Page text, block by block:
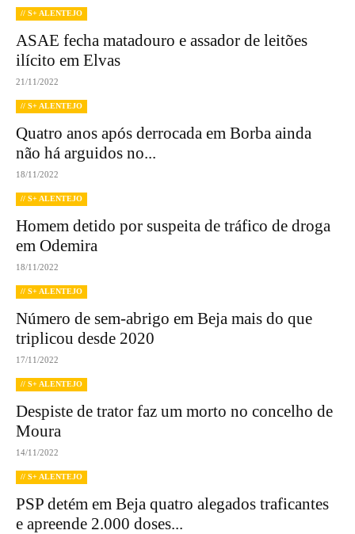
// S+ ALENTEJO
ASAE fecha matadouro e assador de leitões
ilícito em Elvas
21/11/2022
// S+ ALENTEJO
Quatro anos após derrocada em Borba ainda
não há arguidos no...
18/11/2022
// S+ ALENTEJO
Homem detido por suspeita de tráfico de droga
em Odemira
18/11/2022
// S+ ALENTEJO
Número de sem-abrigo em Beja mais do que
triplicou desde 2020
17/11/2022
// S+ ALENTEJO
Despiste de trator faz um morto no concelho de
Moura
14/11/2022
// S+ ALENTEJO
PSP detém em Beja quatro alegados traficantes
e apreende 2.000 doses...